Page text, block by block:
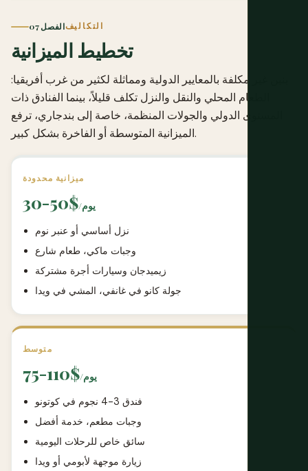
الفصل 07التكاليف
تخطيط الميزانية
بنين غير مكلفة بالمعايير الدولية ومماثلة لكثير من غرب أفريقيا:
الطعام المحلي والنقل والنزل تكلف قليلاً، بينما الفنادق ذات
المستوى الدولي والجولات المنظمة، خاصة إلى بندجاري، ترفع
الميزانية المتوسطة أو الفاخرة بشكل كبير.
ميزانية محدودة
30-50$ /يوم
نزل أساسي أو عنبر نوم
وجبات ماكي، طعام شارع
زيميدجان وسيارات أجرة مشتركة
جولة كانو في غانفي، المشي في ويدا
متوسط
75-110$ /يوم
فندق 3-4 نجوم في كوتونو
وجبات مطعم، خدمة أفضل
سائق خاص للرحلات اليومية
زيارة موجهة لأبومي أو ويدا